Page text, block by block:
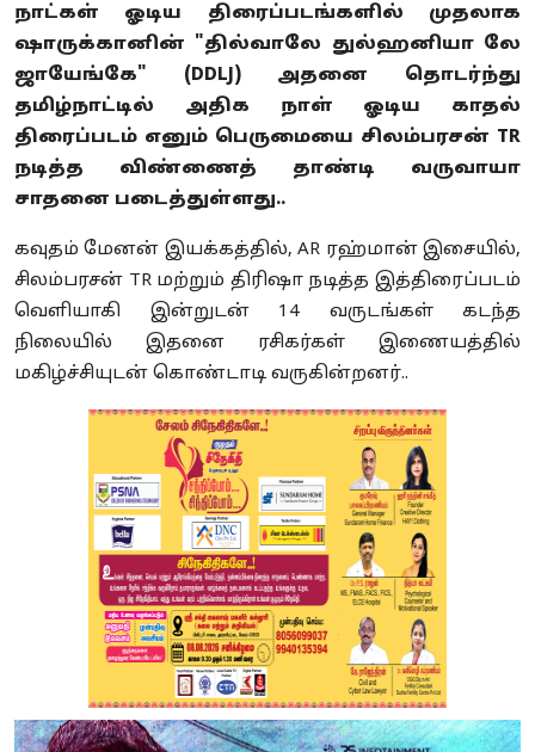
நாட்கள் ஓடிய திரைப்படங்களில் முதலாக
ஷாருக்கானின் "தில்வாலே துல்ஹனியா லே
ஜாயேங்கே" (DDLJ) அதனை தொடர்ந்து
தமிழ்நாட்டில் அதிக நாள் ஓடிய காதல்
திரைப்படம் எனும் பெருமையை சிலம்பரசன் TR
நடித்த விண்ணைத் தாண்டி வருவாயா
சாதனை படைத்துள்ளது..
கவுதம் மேனன் இயக்கத்தில், AR ரஹ்மான் இசையில்,
சிலம்பரசன் TR மற்றும் திரிஷா நடித்த இத்திரைப்படம்
வெளியாகி இன்றுடன் 14 வருடங்கள் கடந்த
நிலையில் இதனை ரசிகர்கள் இணையத்தில்
மகிழ்ச்சியுடன் கொண்டாடி வருகின்றனர்..